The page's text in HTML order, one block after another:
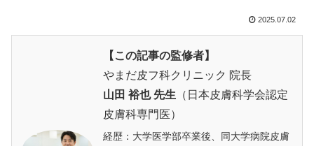
2025.07.02
【この記事の監修者】
やまだ皮フ科クリニック 院長
山田 裕也 先生 （日本皮膚科学会認定
皮膚科専門医）
経歴：大学医学部卒業後、同大学病院皮膚